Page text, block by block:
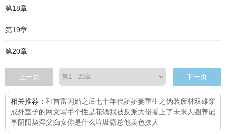
第18章
第19章
第20章
上一页 下一页
相关推荐： 和首富闪婚之后七十年代娇娇妻重生之伪装废材双雄穿
成外室子的网文写手个性是花钱我被反派大佬看上了未来人圈养记
事阴阳契淫父痴女你是什么垃圾霸总他美色撩人